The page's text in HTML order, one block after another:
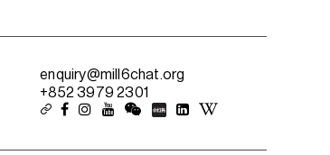
enquiry@mill6chat.org
+852 3979 2301